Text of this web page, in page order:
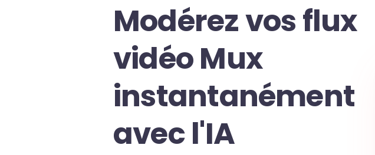
Modérez vos flux
vidéo Mux
instantanément
avec l'IA